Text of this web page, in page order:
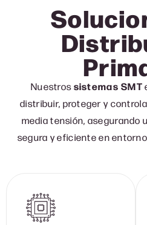
Nuestrossistemas SMT
distribuir, proteger y
media tensión, asegurando
segura y eficiente en